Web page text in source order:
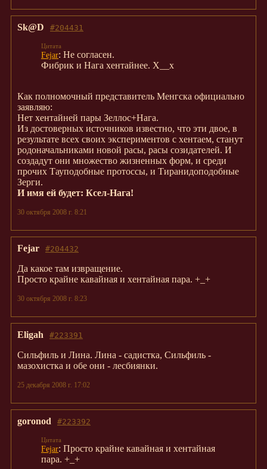
#204431
Sk@D
Fejar: Не согласен.
Фибрик и Нага хентайнее. Х__х
Как полномочный представитель Менгска официально
заявляю:
Нет хентайней пары Зеллос+Нага.
Из достоверных источников известно, что эти двое, в
результате всех своих экспериментов с хентаем, станут
родоначальниками новой расы, расы созидателей. И
создадут они множество жизненных форм, и среди
прочих Тауподобные протоссы, и Тиранидоподобные
Зерги.
И имя ей будет: Ксел-Нага!
30 октября 2008 г. 8:21
#204432
Fejar
Да какое там извращение.
Просто крайне кавайная и хентайная пара. +_+
30 октября 2008 г. 8:23
#223391
Eligah
Сильфиль и Лина. Лина - садистка, Сильфиль -
мазохистка и обе они - лесбиянки.
25 декабря 2008 г. 17:02
#223392
goronod
Fejar: Просто крайне кавайная и хентайная
пара. +_+